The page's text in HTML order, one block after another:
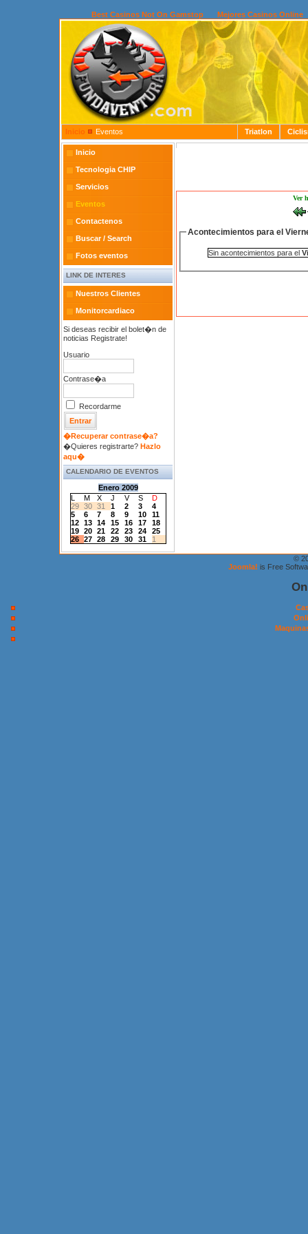
Best Casinos Not On Gamstop Mejores Casinos Online
Inicio Eventos Triatlon
Inicio
Tecnologia CHIP
Servicios
Eventos
Contactenos
Buscar / Search
Fotos eventos
LINK DE INTERES
Nuestros Clientes
Monitorcardiaco
Si deseas recibir el bolet�n de
noticias Registrate!
Usuario
Contrase�a
Recordarme
�Recuperar contrase�a?
�Quieres registrarte? Hazlo
aqu�
CALENDARIO DE EVENTOS
Enero 2009
L
M X J V S
D
29
30 31 1 2 3
4
5
6 7 8 9 10
11
12
13 14 15 16 17
18
19
20 21 22 23 24
25
26
27 28 29 30 31 1
Ver
Acontecimientos para el
Sin acontecimientos para el
©
Joomla! is Free